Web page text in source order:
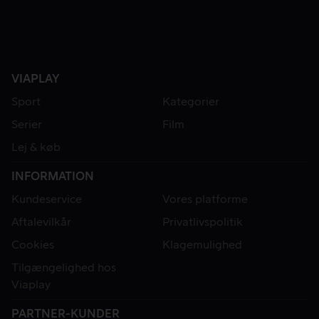
VIAPLAY
Sport
Kategorier
Serier
Film
Lej & køb
INFORMATION
Kundeservice
Vores platforme
Aftalevilkår
Privatlivspolitik
Cookies
Klagemulighed
Tilgængelighed hos
Viaplay
PARTNER-KUNDER